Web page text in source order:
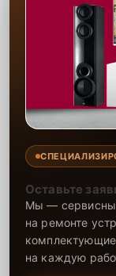
Оставьте
Мы —
на ремонте
на каждую